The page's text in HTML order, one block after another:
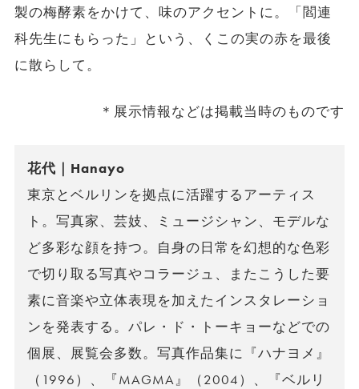
製の梅酵素をかけて、味のアクセントに。「閻連
科先生にもらった」という、くこの実の赤を最後
に散らして。
＊展示情報などは掲載当時のものです
花代｜Hanayo
東京とベルリンを拠点に活躍するアーティス
ト。写真家、芸妓、ミュージシャン、モデルな
ど多彩な顔を持つ。自身の日常を幻想的な色彩
で切り取る写真やコラージュ、またこうした要
素に音楽や立体表現を加えたインスタレーショ
ンを発表する。パレ・ド・トーキョーなどでの
個展、展覧会多数。写真作品集に『ハナヨメ』
（1996）、『MAGMA』（2004）、『ベルリ